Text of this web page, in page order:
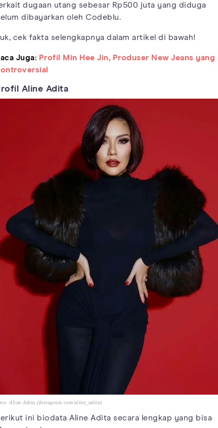
dugaan utang sebesar Rp500 juta yang diduga
dibayarkan oleh Codeblu.
cek fakta selengkapnya dalam artikel di bawah!
Juga: Profil Min Hee Jin, Produser New Jeans yang
Aline Adita
Aline Adita (Instagram.com/aline_adita)
ini biodata Aline Adita secara lengkap yang bisa